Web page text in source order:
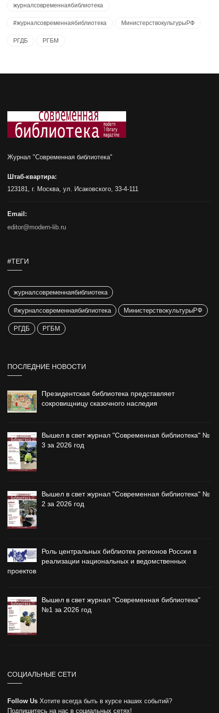
журналсовременнаябиблиотека
#журналсовременнаябиблиотека МинистерствокультурыРФ
РГДБ РГБМ
Журнал "Современная библиотека"
Штаб-квартира:
123181, г. Москва, ул. Исаковского, 33-4-111
Email:
editor@modern-lib.ru
#ТЕГИ
журналсовременнаябиблиотека
#журналсовременнаябиблиотека МинистерствокультурыРФ
РГДБ РГБМ
ПОСЛЕДНИЕ НОВОСТИ
Президентская библиотека представляет
сокровищницу сказочного наследия
Вышел в свет журнал "Современная библиотека" №
3 за 2026 год
Вышел в свет журнал "Современная библиотека" №
2 за 2026 год
Роль центральных библиотек регионов России в
реализации национальных и ведомственных
проектов
Вышел в свет журнал "Современная библиотека"
№1 за 2026 год
СОЦИАЛЬНЫЕ СЕТИ
Follow Us Хотите всегда быть в курсе наших событий?
Подпишитесь на нас в социальных сетях!